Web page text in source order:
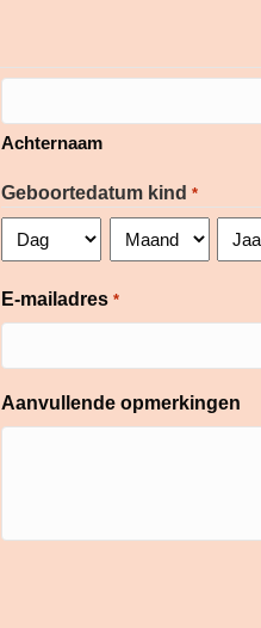
Achternaam
Geboortedatum kind *
E-mailadres *
Aanvullende opmerkingen